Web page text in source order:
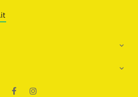


Facebook